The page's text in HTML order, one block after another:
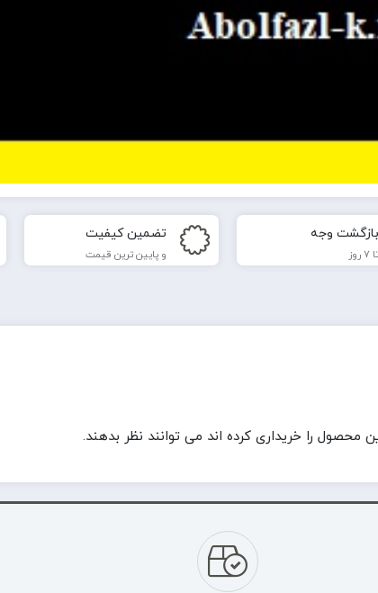
بازگشت وجه
تا 7 روز
تضمین کیفیت
و پایین ترین قیمت
را خریداری کرده اند می توانند نظر بدهند.